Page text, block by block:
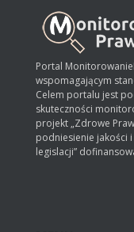
Portal
wspomagającym
Celem portalu jest
skuteczności
projekt „Zdrowe
podniesienie jakości
legislacji”